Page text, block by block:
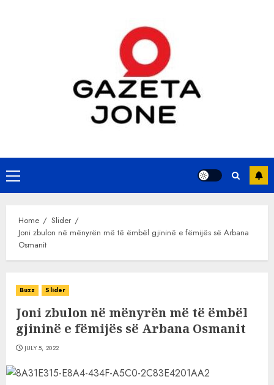
Primary
Menu
Home
Slider
Joni zbulon në mënyrën më të ëmbël gjininë e fëmijës së Arbana
Osmanit
Buzz Slider
Joni zbulon në mënyrën më të ëmbël
gjininë e fëmijës së Arbana Osmanit
JULY 5, 2022